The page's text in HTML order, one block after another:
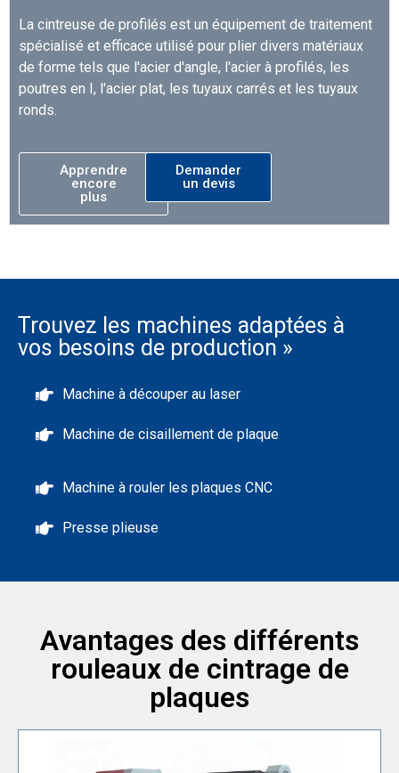
La cintreuse de profilés est un équipement de traitement
spécialisé et efficace utilisé pour plier divers matériaux
de forme tels que l'acier d'angle, l'acier à profilés, les
poutres en I, l'acier plat, les tuyaux carrés et les tuyaux
ronds.
Apprendre
encore
plus
Demander
un devis
Trouvez les machines adaptées à
vos besoins de production »
Machine à découper au laser
Machine de cisaillement de plaque
Machine à rouler les plaques CNC
Presse plieuse
Avantages des différents
rouleaux de cintrage de
plaques